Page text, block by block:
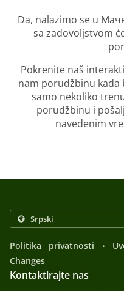
Da, nalazimo se u
sa zadovoljstvom
Pokrenite naš
nam porudžbinu
samo nekoliko
porudžbinu i
navedenim
Politika privatnosti .
Changes
Kontaktirajte nas